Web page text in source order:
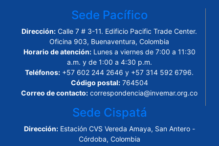
Sede Pacífico
Dirección: Calle 7 # 3-11. Edificio Pacific Trade Center.
Oficina 903, Buenaventura, Colombia
Horario de atención:Lunes a viernes de 7:00 a 11:30
a.m. y de 1:00 a 4:30 p.m.
Teléfonos: +57 602 244 2646 y +57 314 592 6796.
Código postal:764504
Correo de contacto: correspondencia@invemar.org.co
Sede Cispatá
Dirección: Estación CVS Vereda Amaya, San Antero -
Córdoba, Colombia